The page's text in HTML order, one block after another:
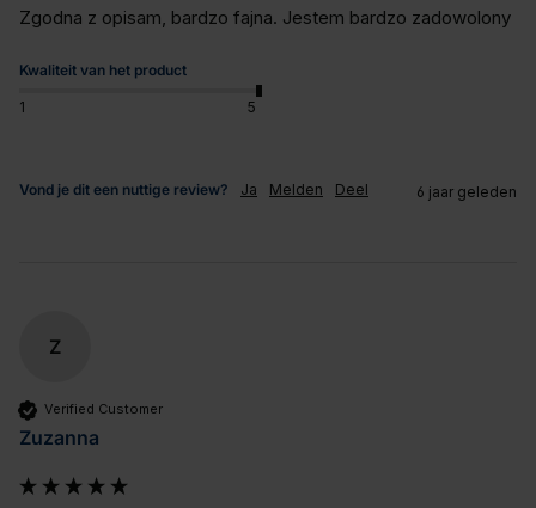
Zgodna z opisam, bardzo fajna. Jestem bardzo zadowolony
Kwaliteit van het product
1 5
Vond je dit een nuttige review? Ja Melden Deel 6 jaar geleden
Z
Verified Customer
Zuzanna